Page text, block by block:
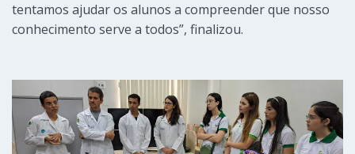
tentamos ajudar os alunos a compreender que nosso
conhecimento serve a todos”, finalizou.